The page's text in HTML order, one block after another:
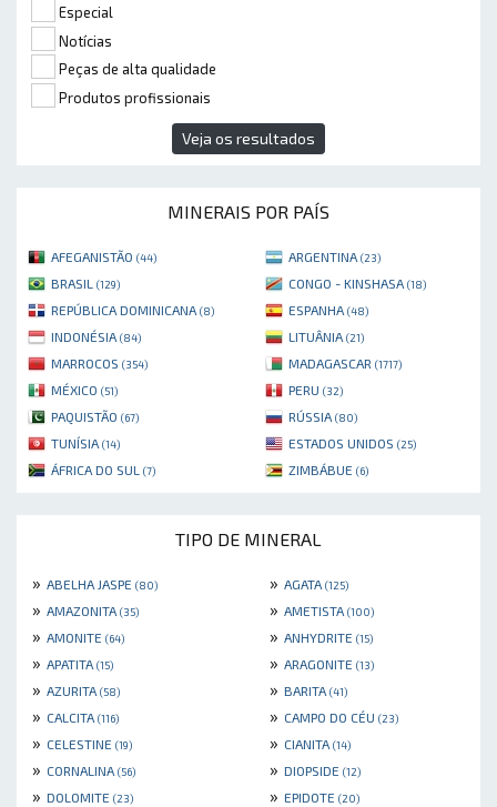
Especial
Notícias
Peças de alta qualidade
Produtos profissionais
Veja os resultados
MINERAIS POR PAÍS
AFEGANISTÃO (44) ARGENTINA (23)
BRASIL (129) CONGO - KINSHASA (18)
REPÚBLICA DOMINICANA (8) ESPANHA (48)
INDONÉSIA (84) LITUÂNIA (21)
MARROCOS (354) MADAGASCAR (1717)
MÉXICO (51) PERU (32)
PAQUISTÃO (67) RÚSSIA (80)
TUNÍSIA (14) ESTADOS UNIDOS (25)
ÁFRICA DO SUL (7) ZIMBÁBUE (6)
TIPO DE MINERAL
» ABELHA JASPE (80) » AGATA (125)
» AMAZONITA (35) » AMETISTA (100)
» AMONITE (64) » ANHYDRITE (15)
» APATITA (15) » ARAGONITE (13)
» AZURITA (58) » BARITA (41)
» CALCITA (116) » CAMPO DO CÉU (23)
» CELESTINE (19) » CIANITA (14)
» CORNALINA (56) » DIOPSIDE (12)
» DOLOMITE (23) » EPIDOTE (20)